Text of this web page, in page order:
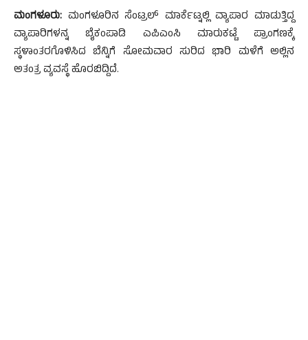
ಮಂಗಳೂರು: ಮಂಗಳೂರಿನ ಸೆಂಟ್ರಲ್ ಮಾರ್ಕೆಟ್ನಲ್ಲಿ ವ್ಯಾಪಾರ ಮಾಡುತ್ತಿದ್ದ
ವ್ಯಾಪಾರಿಗಳನ್ನ ಬೈಕಂಪಾಡಿ ಎಪಿಎಂಸಿ ಮಾರುಕಟ್ಟೆ ಪ್ರಾಂಗಣಕ್ಕೆ
ಸ್ಥಳಾಂತರಗೊಳಿಸಿದ ಬೆನ್ನಿಗೆ ಸೋಮವಾರ ಸುರಿದ ಭಾರಿ ಮಳೆಗೆ ಅಲ್ಲಿನ
ಅತಂತ್ರ ವ್ಯವಸ್ಥೆ ಹೊರಬಿದ್ದಿದೆ.